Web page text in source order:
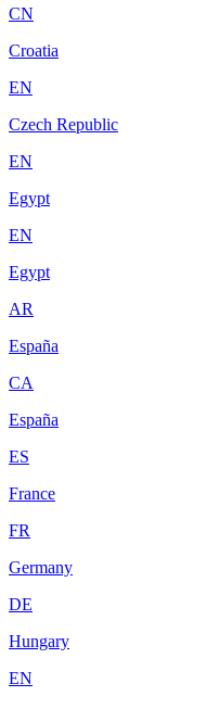
CN
Croatia
EN
Czech Republic
EN
Egypt
EN
Egypt
AR
España
CA
España
ES
France
FR
Germany
DE
Hungary
EN